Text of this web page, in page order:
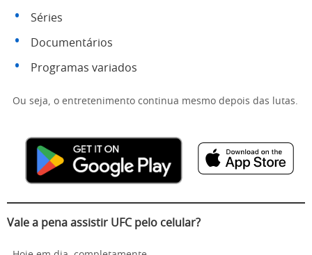
Séries
Documentários
Programas variados
Ou seja, o entretenimento continua mesmo depois das lutas.
Vale a pena assistir UFC pelo celular?